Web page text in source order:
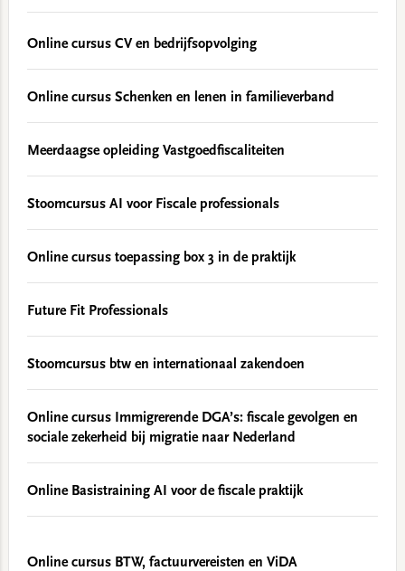
Online cursus CV en bedrijfsopvolging
Online cursus Schenken en lenen in familieverband
Meerdaagse opleiding Vastgoedfiscaliteiten
Stoomcursus AI voor Fiscale professionals
Online cursus toepassing box 3 in de praktijk
Future Fit Professionals
Stoomcursus btw en internationaal zakendoen
Online cursus Immigrerende DGA’s: fiscale gevolgen en
sociale zekerheid bij migratie naar Nederland
Online Basistraining AI voor de fiscale praktijk
Online cursus BTW, factuurvereisten en ViDA